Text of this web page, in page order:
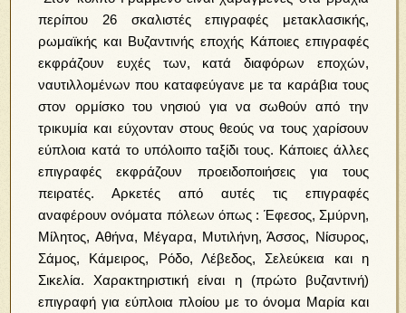
περίπου 26 σκαλιστές επιγραφές μετακλασικής,
ρωμαϊκής και Βυζαντινής εποχής Κάποιες επιγραφές
εκφράζουν ευχές των, κατά διαφόρων εποχών,
ναυτιλλομένων που καταφεύγανε με τα καράβια τους
στον ορμίσκο του νησιού για να σωθούν από την
τρικυμία και εύχονταν στους θεούς να τους χαρίσουν
εύπλοια κατά το υπόλοιπο ταξίδι τους. Κάποιες άλλες
επιγραφές εκφράζουν προειδοποιήσεις για τους
πειρατές. Αρκετές από αυτές τις επιγραφές
αναφέρουν ονόματα πόλεων όπως : Έφεσος, Σμύρνη,
Μίλητος, Αθήνα, Μέγαρα, Μυτιλήνη, Άσσος, Νίσυρος,
Σάμος, Κάμειρος, Ρόδο, Λέβεδος, Σελεύκεια και η
Σικελία. Χαρακτηριστική είναι η (πρώτο βυζαντινή)
επιγραφή για εύπλοια πλοίου με το όνομα Μαρία και